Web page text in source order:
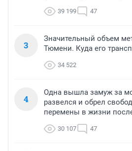
39 199 47
3
Значительный объем
Тюмени. Куда его
34 522
4
Одна вышла замуж за
развелся и обрел
перемены в жизни
30 107 47